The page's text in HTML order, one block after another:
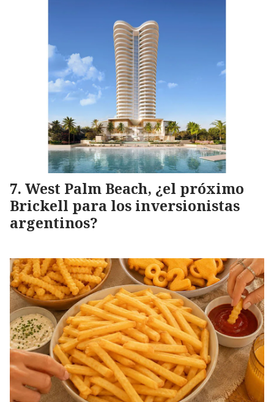
West Palm Beach, ¿el próximo
Brickell para los inversionistas
argentinos?